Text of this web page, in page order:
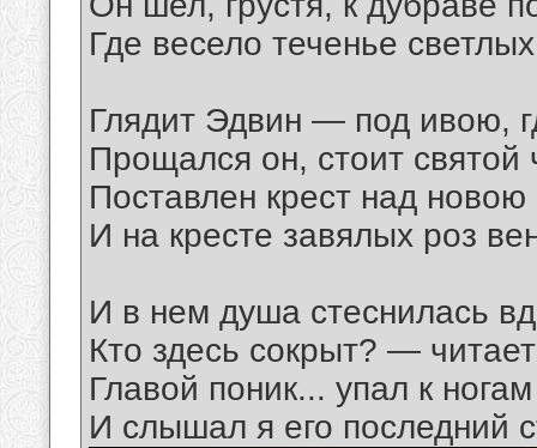
Где весело теченье
Глядит Эдвин — под ивою,
Прощался он, стоит святой
Поставлен крест над
И на кресте завялых роз
И в нем душа стеснилась
Кто здесь сокрыт? —
Главой поник... упал к
И слышал я его последний